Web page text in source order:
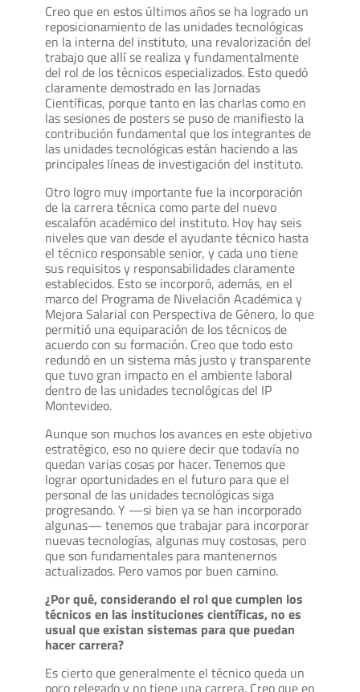
Creo que en estos últimos años se ha logrado un
reposicionamiento de las unidades tecnológicas
en la interna del instituto, una revalorización del
trabajo que allí se realiza y fundamentalmente
del rol de los técnicos especializados. Esto quedó
claramente demostrado en las Jornadas
Científicas, porque tanto en las charlas como en
las sesiones de posters se puso de manifiesto la
contribución fundamental que los integrantes de
las unidades tecnológicas están haciendo a las
principales líneas de investigación del instituto.
Otro logro muy importante fue la incorporación
de la carrera técnica como parte del nuevo
escalafón académico del instituto. Hoy hay seis
niveles que van desde el ayudante técnico hasta
el técnico responsable senior, y cada uno tiene
sus requisitos y responsabilidades claramente
establecidos. Esto se incorporó, además, en el
marco del Programa de Nivelación Académica y
Mejora Salarial con Perspectiva de Género, lo que
permitió una equiparación de los técnicos de
acuerdo con su formación. Creo que todo esto
redundó en un sistema más justo y transparente
que tuvo gran impacto en el ambiente laboral
dentro de las unidades tecnológicas del IP
Montevideo.
Aunque son muchos los avances en este objetivo
estratégico, eso no quiere decir que todavía no
quedan varias cosas por hacer. Tenemos que
lograr oportunidades en el futuro para que el
personal de las unidades tecnológicas siga
progresando. Y —si bien ya se han incorporado
algunas— tenemos que trabajar para incorporar
nuevas tecnologías, algunas muy costosas, pero
que son fundamentales para mantenernos
actualizados. Pero vamos por buen camino.
¿Por qué, considerando el rol que cumplen los
técnicos en las instituciones científicas, no es
usual que existan sistemas para que puedan
hacer carrera?
Es cierto que generalmente el técnico queda un
poco relegado y no tiene una carrera. Creo que en